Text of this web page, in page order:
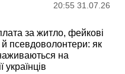
20:55 31.07.26
за житло, фейкові
псевдоволонтери: як
на
українців